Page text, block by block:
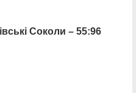
Соколи – 55:96